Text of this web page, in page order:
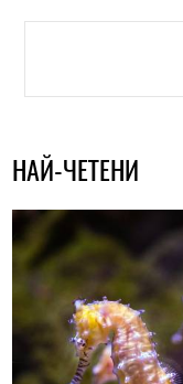
НАЙ-ЧЕТЕНИ